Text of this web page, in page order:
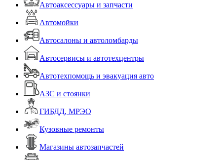
Автоаксессуары и запчасти
Автомойки
Автосалоны и автоломбарды
Автосервисы и автотехцентры
Автотехпомощь и эвакуация авто
АЗС и стоянки
ГИБДД, МРЭО
Кузовные ремонты
Магазины автозапчастей